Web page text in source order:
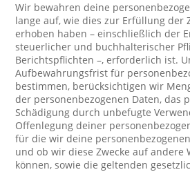
Wir bewahren deine
lange auf, wie dies zur Erfüllung der
erhoben haben – einschließlich der
steuerlicher und buchhalterischer
Berichtspflichten –, erforderlich ist.
Aufbewahrungsfrist für
bestimmen, berücksichtigen wir
der personenbezogenen Daten, das
Schädigung durch unbefugte
Offenlegung deiner
für die wir deine
und ob wir diese Zwecke auf andere
können, sowie die geltenden